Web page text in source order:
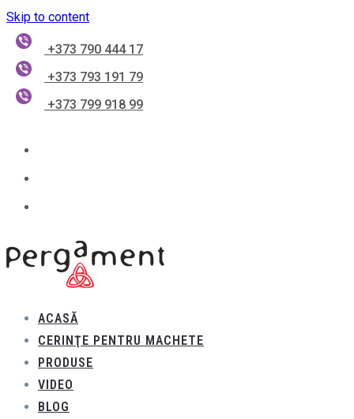
Skip to content
+373 790 444 17
+373 793 191 79
+373 799 918 99
ACASĂ
CERINŢE PENTRU MACHETE
PRODUSE
VIDEO
BLOG